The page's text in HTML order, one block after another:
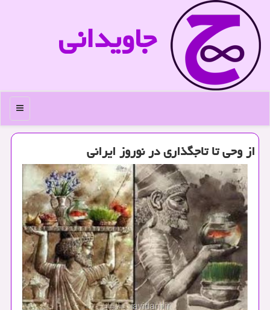
جاویدانی
منو
از وحی تا تاجگذاری در نوروز ایرانی